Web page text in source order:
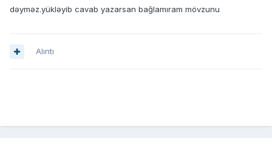
dəyməz.yükləyib cavab yazarsan bağlamıram mövzunu
Alıntı